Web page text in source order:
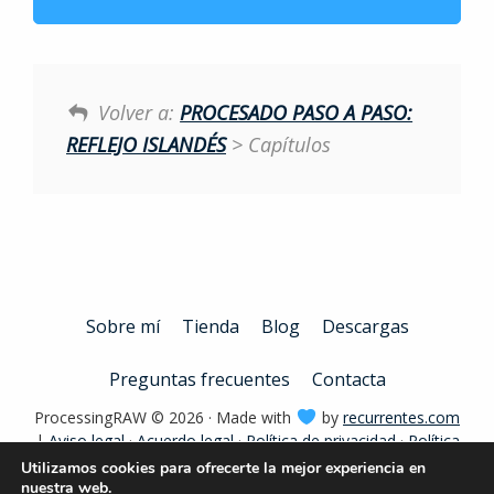
Volver a:PROCESADO PASO A PASO:
REFLEJO ISLANDÉS> Capítulos
Sobre mí Tienda Blog Descargas
Preguntas frecuentes Contacta
ProcessingRAW © 2026 · Made with by recurrentes.com
|Aviso legal·Acuerdo legal·Política de privacidad·Política
de contratación·Política de cookies
Utilizamos cookies para ofrecerte la mejor experiencia en
nuestra web.